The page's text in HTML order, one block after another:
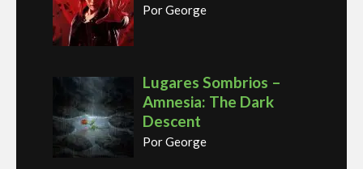
Por George
Lugares Sombrios –
Amnesia: The Dark
Descent
Por George